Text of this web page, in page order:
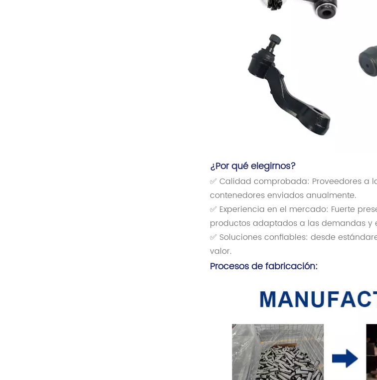
¿Por qué elegirnos?
✅ Calidad comprobada: Proveedores a
contenedores enviados anualmente.
✅ Experiencia en el mercado: Fuerte
productos adaptados a las demandas y
✅ Soluciones confiables: desde
valor.
Procesos de fabricación: